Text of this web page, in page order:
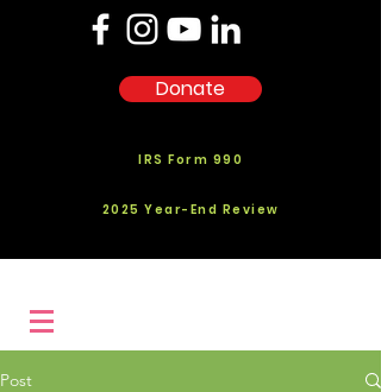
Donate
IRS Form 990
2025 Year-End Review
Post